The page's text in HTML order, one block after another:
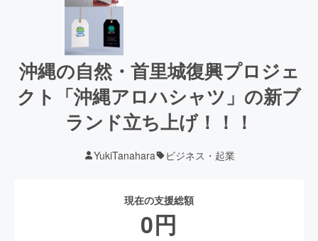
沖縄の自然・首里城復興プロジェ
クト「沖縄アロハシャツ」の新ブ
ランド立ち上げ！！！
YukiTanahara ビジネス・起業
現在の支援総額
0円